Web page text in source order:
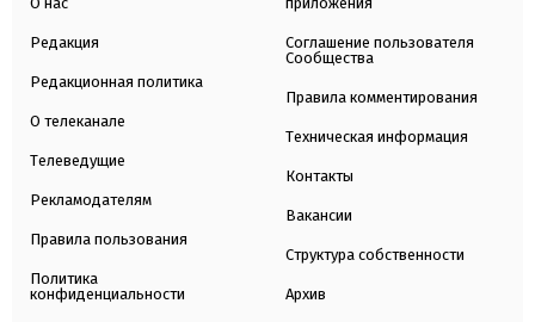
Редакция
Редакционная политика
О телеканале
Телеведущие
Рекламодателям
Правила пользования
Политика
конфиденциальности
Соглашение пользователя
Сообщества
Правила комментирования
Техническая информация
Контакты
Вакансии
Структура собственности
Архив